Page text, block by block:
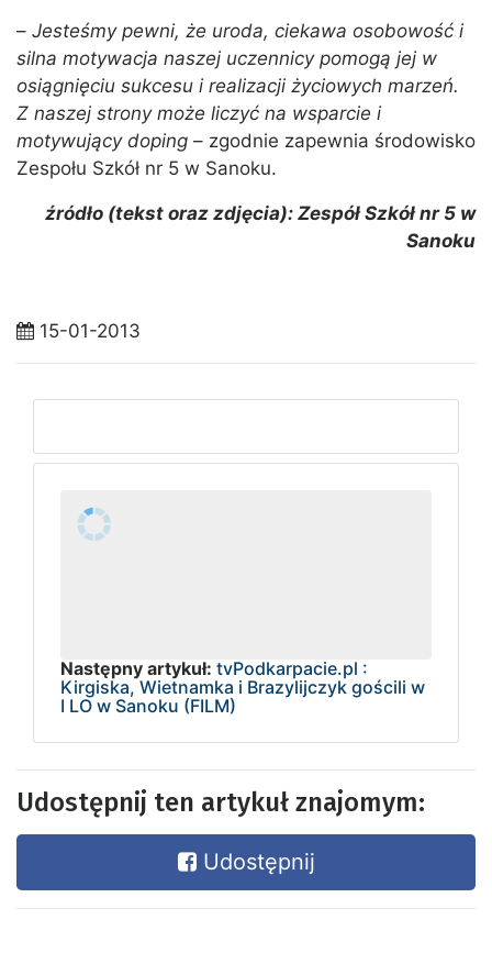
– Jesteśmy pewni, że uroda, ciekawa osobowość i
silna motywacja naszej uczennicy pomogą jej w
osiągnięciu sukcesu i realizacji życiowych marzeń.
Z naszej strony może liczyć na wsparcie i
motywujący doping – zgodnie zapewnia środowisko
Zespołu Szkół nr 5 w Sanoku.
źródło (tekst oraz zdjęcia): Zespół Szkół nr 5 w
Sanoku
15-01-2013
Następny artykuł: tvPodkarpacie.pl :
Kirgiska, Wietnamka i Brazylijczyk gościli w
I LO w Sanoku (FILM)
Udostępnij ten artykuł znajomym:
Udostępnij